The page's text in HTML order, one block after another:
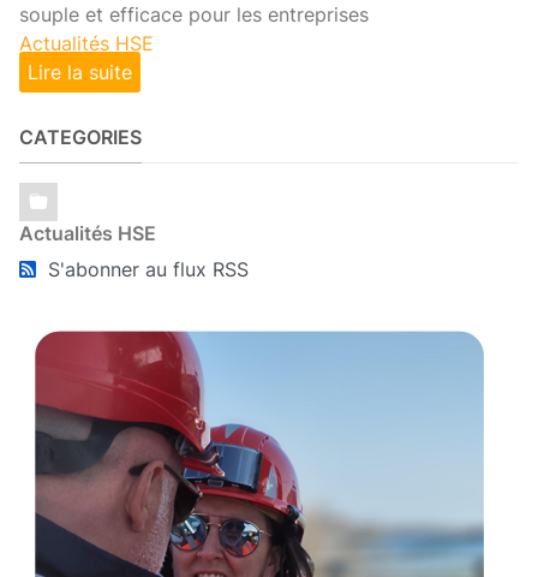
souple et efficace pour les entreprises
Actualités HSE
Lire la suite
CATEGORIES
Actualités HSE
S'abonner au flux RSS